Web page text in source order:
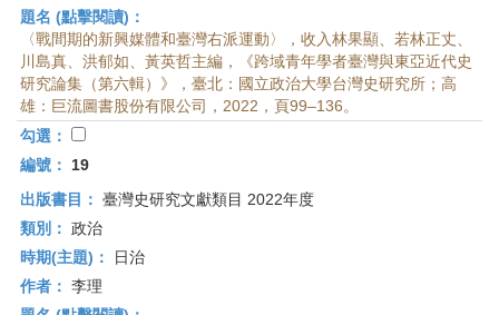
題名 (點擊閱讀)：
〈戰間期的新興媒體和臺灣右派運動〉，收入林果顯、若林正丈、
川島真、洪郁如、黃英哲主編，《跨域青年學者臺灣與東亞近代史
研究論集（第六輯）》，臺北：國立政治大學台灣史研究所；高
雄：巨流圖書股份有限公司，2022，頁99–136。
勾選：
編號：
19
出版書目： 臺灣史研究文獻類目 2022年度
類別： 政治
時期(主題)：
日治
作者： 李理